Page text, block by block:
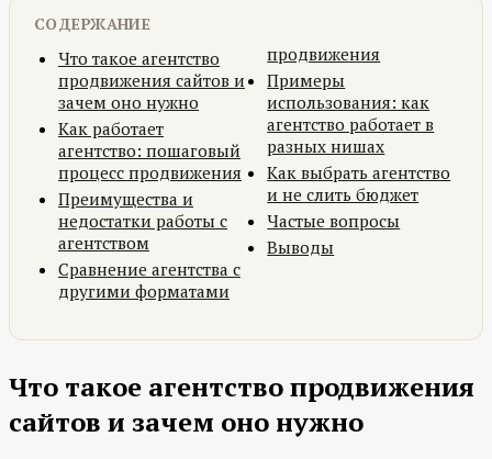
СОДЕРЖАНИЕ
Что такое агентство
продвижения сайтов и
зачем оно нужно
Как работает
агентство: пошаговый
процесс продвижения
Преимущества и
недостатки работы с
агентством
Сравнение агентства с
другими форматами
продвижения
Примеры
использования: как
агентство работает в
разных нишах
Как выбрать агентство
и не слить бюджет
Частые вопросы
Выводы
Что такое агентство продвижения
сайтов и зачем оно нужно